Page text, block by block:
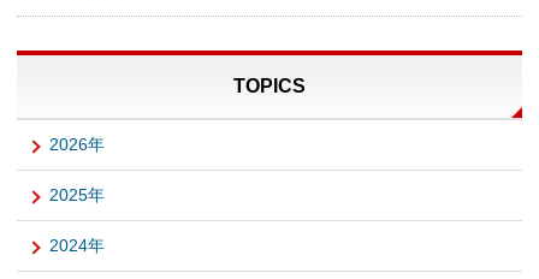
TOPICS
2026年
2025年
2024年